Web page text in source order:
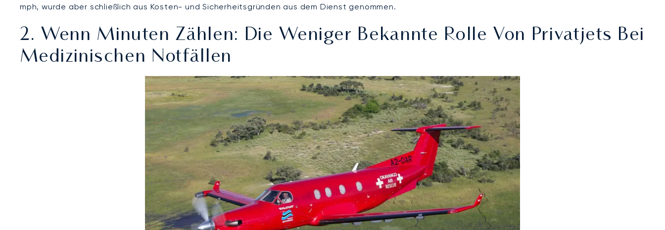
mph, wurde aber schließlich aus Kosten- und Sicherheitsgründen aus dem Dienst genommen.
2. Wenn Minuten Zählen: Die Weniger Bekannte Rolle Von Privatjets Bei
Medizinischen Notfällen